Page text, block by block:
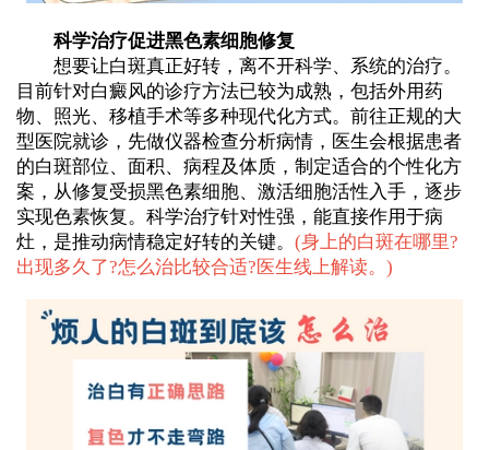
科学治疗促进黑色素细胞修复
想要让白斑真正好转，离不开科学、系统的治疗。
目前针对白癜风的诊疗方法已较为成熟，包括外用药
物、照光、移植手术等多种现代化方式。前往正规的大
型医院就诊，先做仪器检查分析病情，医生会根据患者
的白斑部位、面积、病程及体质，制定适合的个性化方
案，从修复受损黑色素细胞、激活细胞活性入手，逐步
实现色素恢复。科学治疗针对性强，能直接作用于病
灶，是推动病情稳定好转的关键。 (身上的白斑在哪里?
出现多久了?怎么治比较合适?医生线上解读。 )